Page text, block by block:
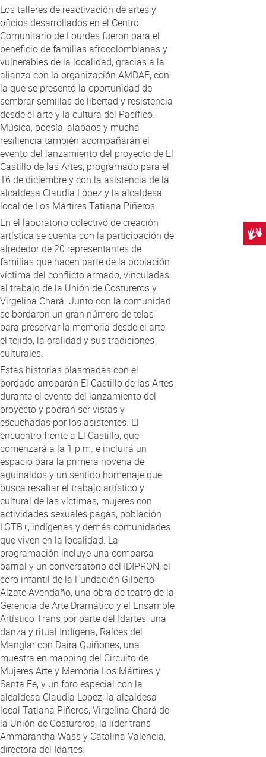
Los talleres de reactivación de artes y
oficios desarrollados en el Centro
Comunitario de Lourdes fueron para el
beneficio de familias afrocolombianas y
vulnerables de la localidad, gracias a la
alianza con la organización AMDAE, con
la que se presentó la oportunidad de
sembrar semillas de libertad y resistencia
desde el arte y la cultura del Pacífico.
Música, poesía, alabaos y mucha
resiliencia también acompañarán el
evento del lanzamiento del proyecto de El
Castillo de las Artes, programado para el
16 de diciembre y con la asistencia de la
alcaldesa Claudia López y la alcaldesa
local de Los Mártires Tatiana Piñeros.
En el laboratorio colectivo de creación
artística se cuenta con la participación de
alrededor de 20 representantes de
familias que hacen parte de la población
víctima del conflicto armado, vinculadas
al trabajo de la Unión de Costureros y
Virgelina Chará. Junto con la comunidad
se bordaron un gran número de telas
para preservar la memoria desde el arte,
el tejido, la oralidad y sus tradiciones
culturales.
Estas historias plasmadas con el
bordado arroparán El Castillo de las Artes
durante el evento del lanzamiento del
proyecto y podrán ser vistas y
escuchadas por los asistentes. El
encuentro frente a El Castillo, que
comenzará a la 1 p.m. e incluirá un
espacio para la primera novena de
aguinaldos y un sentido homenaje que
busca resaltar el trabajo artístico y
cultural de las víctimas, mujeres con
actividades sexuales pagas, población
LGTB+, indígenas y demás comunidades
que viven en la localidad. La
programación incluye una comparsa
barrial y un conversatorio del IDIPRON, el
coro infantil de la Fundación Gilberto
Alzate Avendaño, una obra de teatro de la
Gerencia de Arte Dramático y el Ensamble
Artístico Trans por parte del Idartes, una
danza y ritual Indígena, Raíces del
Manglar con Daira Quiñones, una
muestra en mapping del Circuito de
Mujeres Arte y Memoria Los Mártires y
Santa Fe, y un foro especial con la
alcaldesa Claudia Lopez, la alcaldesa
local Tatiana Piñeros, Virgelina Chará de
la Unión de Costureros, la líder trans
Ammarantha Wass y Catalina Valencia,
directora del Idartes.